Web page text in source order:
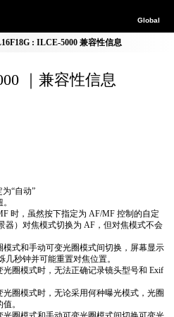
Global
: ILCE-5000 兼容性信息
｜兼容性信息
“自动”
时，虽然按下指定为 AF/MF 控制的自定
器）对焦模式切换为 AF，但对焦模式不会
式和手动可变光圈模式间切换，屏幕显示
几秒钟并可能重置对焦位置。
圈模式时，无法正确​​记录镜头型号和 Exif
圈模式时，无论采用何种曝光模式，光圈
。